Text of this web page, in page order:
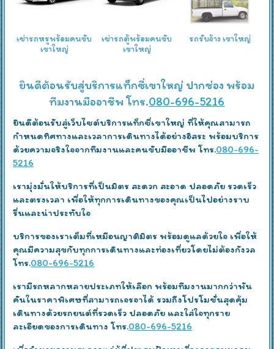
เช่ารถหรูพร้อมคนขับ
เขาใหญ่
เช่ารถตู้พร้อมคนขับ
เขาใหญ่
รถรับจ้าง เขาใหญ่
ยินดีต้อนรับสู่บริการแท็กซี่เขาใหญ่ ปากช่อง พร้อม
ทีมงานมืออาชีพ โทร.080-696-5216
ยินดีต้อนรับสู่เว็บไซต์บริการแท็กซี่เขาใหญ่ ที่ให้คุณสามารถ
กำหนดทิศทางและเวลาการเดินทางได้อย่างอิสระ พร้อมบริการ
ด้วยความจริงใจจากทีมงานและคนขับมืออาชีพ โทร.080-696-
5216
เรามุ่งมั่นให้บริการที่เป็นมิตร สะดวก สะอาด ปลอดภัย รวดเร็ว
และตรงเวลา เพื่อให้ทุกการเดินทางของคุณเป็นไปอย่างราบ
รื่นและน่าประทับใจ
บริการของเราเต็มที่เหมือนญาติมิตร พร้อมดูแลด้วยใจ เพื่อให้
คุณมีความสุขกับทุกการเดินทางและท่องเที่ยวโดยไม่ต้องกังวล
โทร.080-696-5216
เรามีรถหลากหลายประเภทให้เลือก พร้อมทีมงานมากกว่าพัน
คันในราคาพิเศษที่สามารถเจรจาได้ รวมถึงโปรโมชั่นสุดคุ้ม
เดินทางด้วยรถยนต์ที่รวดเร็ว ปลอดภัย และใส่ใจทุกราย
ละเอียดของการเดินทาง โทร.080-696-5216